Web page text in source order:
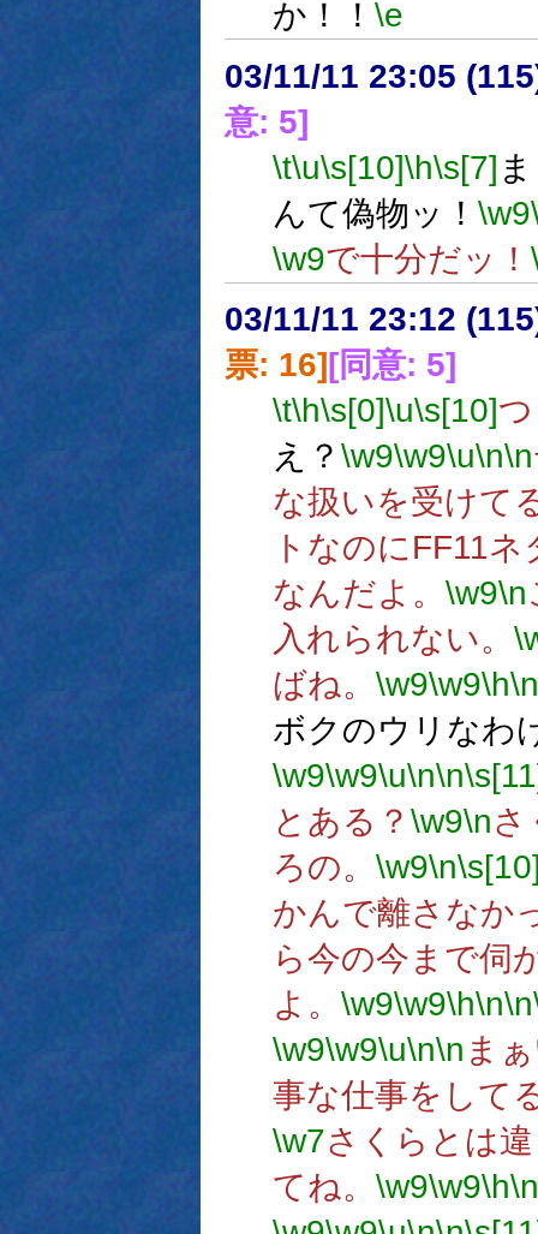
か！！ \e
03/11/11 23:05
意: 5]
\t\u\s[10]\h\s[7]
んて偽物ッ！ \w9
\w9で十分だッ！
03/11/11 23:12
票: 16][同意: 5]
\t\h\s[0]\u\s[10]
え？ \w9\w9\u\n\n
な扱いを受けて
トなのにFF11
なんだよ。 \w9\n
入れられない。
ばね。 \w9\w9\h\n
ボクのウリなわ
\w9\w9\u\n\n
とある？ \w9\nさ
ろの。 \w9\n
かんで離さなか
ら今の今まで伺
よ。 \w9\w9\h\n\n
\w9\w9\u\n\n ま
事な仕事をして
\w7さくらとは
てね。 \w9\w9\h\n